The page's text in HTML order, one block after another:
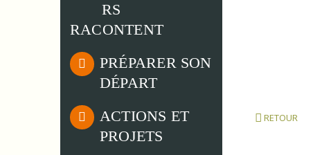
RETOUR
RS
RACONTENT
PRÉPARER SON
DÉPART
ACTIONS ET
PROJETS